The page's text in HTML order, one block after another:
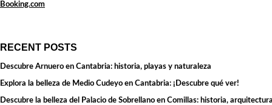
Booking.com
RECENT POSTS
Descubre Arnuero en Cantabria: historia, playas y naturaleza
Explora la belleza de Medio Cudeyo en Cantabria: ¡Descubre qué ver!
Descubre la belleza del Palacio de Sobrellano en Comillas: historia,